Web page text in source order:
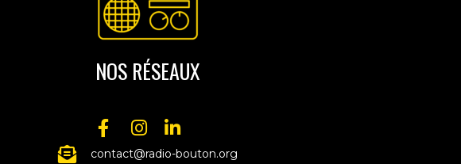
NOS RÉSEAUX
contact@radio-bouton.org